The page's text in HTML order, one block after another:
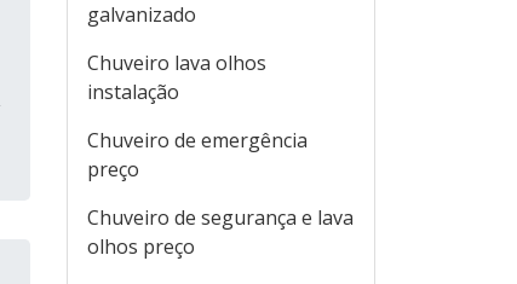
galvanizado
Chuveiro lava olhos
instalação
Chuveiro de emergência
preço
Chuveiro de segurança e lava
olhos preço